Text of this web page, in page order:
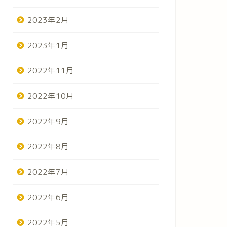
2023年2月
2023年1月
2022年11月
2022年10月
2022年9月
2022年8月
2022年7月
2022年6月
2022年5月